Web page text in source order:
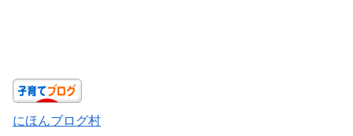
にほんブログ村